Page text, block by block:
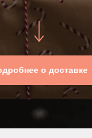
о доставке